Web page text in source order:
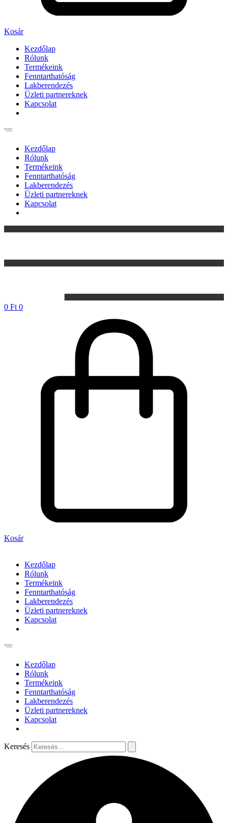
Kosár
Kezdőlap
Rólunk
Termékeink
Fenntarthatóság
Lakberendezés
Üzleti partnereknek
Kapcsolat
Kezdőlap
Rólunk
Termékeink
Fenntarthatóság
Lakberendezés
Üzleti partnereknek
Kapcsolat
0 Ft 0
Kosár
Kezdőlap
Rólunk
Termékeink
Fenntarthatóság
Lakberendezés
Üzleti partnereknek
Kapcsolat
Kezdőlap
Rólunk
Termékeink
Fenntarthatóság
Lakberendezés
Üzleti partnereknek
Kapcsolat
Keresés